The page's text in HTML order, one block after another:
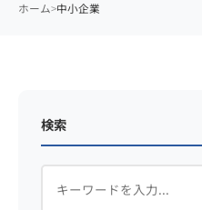
ホーム 中小企業
検索